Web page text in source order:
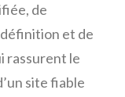
de
et de
rassurent le
site fiable